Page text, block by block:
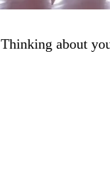
Thinking about